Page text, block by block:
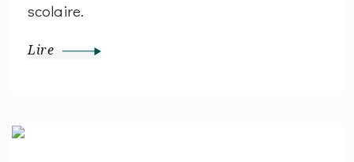
scolaire.
Lire